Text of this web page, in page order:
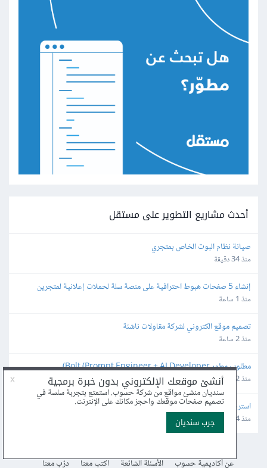
أحدث مشاريع التطوير على مستقل
صيانة نظام البوت الخاص بمتجري
منذ 34 دقيقة
إنشاء 5 صفحات هبوط احترافية على منصة سلة لحملات إعلانية لمتجرين
منذ 1 ساعة
تصميم موقع الكتروني لشركة مقاولات ناشئة
منذ 2 ساعة
مطلوب مطور Bolt (Prompt Engineer + AI Developer)
منذ 2 ساعة
استرجاع أو حذف حساب
منذ 4 ساعة
عن أكاديمية حسوب الأسئلة الشائعة اكتب معنا درّب معنا